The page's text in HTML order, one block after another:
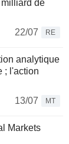
de
22/07
RE
analytique
; l'action
13/07
MT
Markets